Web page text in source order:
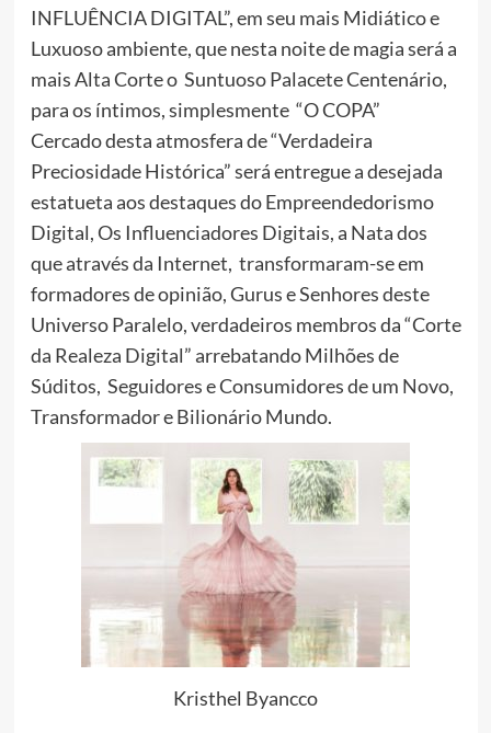
INFLUÊNCIA DIGITAL”, em seu mais Midiático e
Luxuoso ambiente, que nesta noite de magia será a
mais Alta Corte o Suntuoso Palacete Centenário,
para os íntimos, simplesmente “O COPA”
Cercado desta atmosfera de “Verdadeira
Preciosidade Histórica” será entregue a desejada
estatueta aos destaques do Empreendedorismo
Digital, Os Influenciadores Digitais, a Nata dos
que através da Internet, transformaram-se em
formadores de opinião, Gurus e Senhores deste
Universo Paralelo, verdadeiros membros da “Corte
da Realeza Digital” arrebatando Milhões de
Súditos, Seguidores e Consumidores de um Novo,
Transformador e Bilionário Mundo.
Kristhel Byancco